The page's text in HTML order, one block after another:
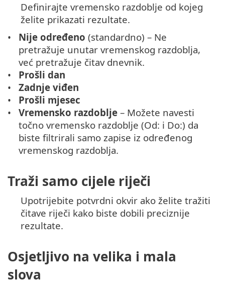
Definirajte vremensko razdoblje od kojeg
želite prikazati rezultate.
Nije određeno (standardno) – Ne
pretražuje unutar vremenskog razdoblja,
već pretražuje čitav dnevnik.
Prošli dan
Zadnje viđen
Prošli mjesec
Vremensko razdoblje – Možete navesti
točno vremensko razdoblje (Od: i Do:) da
biste filtrirali samo zapise iz određenog
vremenskog razdoblja.
Traži samo cijele riječi
Upotrijebite potvrdni okvir ako želite tražiti
čitave riječi kako biste dobili preciznije
rezultate.
Osjetljivo na velika i mala
slova